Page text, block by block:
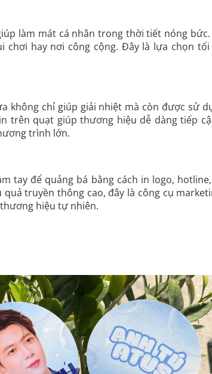
làm mát cá nhân trong thời tiết nóng
chơi hay nơi công cộng. Đây là lựa chọn
không chỉ giúp giải nhiệt mà còn được sử
trên quạt giúp thương hiệu dễ dàng tiếp
trình lớn.
tay để quảng bá bằng cách in logo,
truyền thông cao, đây là công cụ
hiệu tự nhiên.